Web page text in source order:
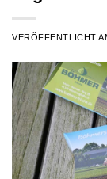
VERÖFFENTLICHT